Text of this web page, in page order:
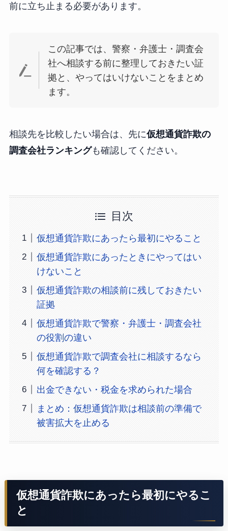
前に立ち止まる必要があります。
この記事では、警察・弁護士・調査会
社へ相談する前に整理しておきたい証
拠と、やってはいけないことをまとめ
ます。
相談先を比較したい場合は、先に仮想通貨詐欺の
調査会社ランキングも確認してください。
目次
仮想通貨詐欺にあったら最初にやること
仮想通貨詐欺にあったときにやってはい
けないこと
仮想通貨詐欺の相談前に残しておきたい
証拠
仮想通貨詐欺で警察・弁護士・調査会社
の役割の違い
仮想通貨詐欺で調査会社に相談するなら
何を確認する？
出金できない・税金を求められた場合
まとめ：仮想通貨詐欺は相談前の準備で
被害拡大を止める
仮想通貨詐欺にあったら最初にやるこ
と